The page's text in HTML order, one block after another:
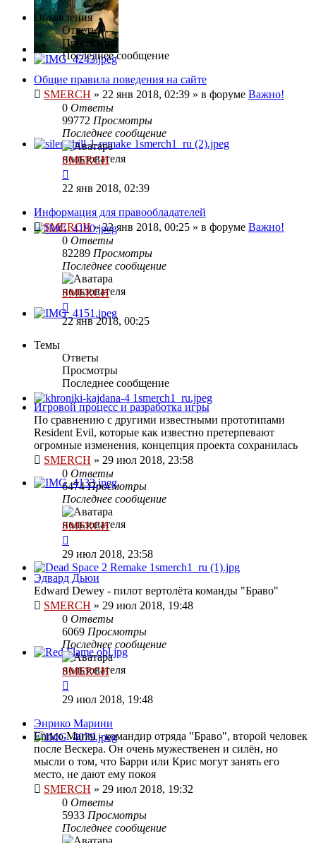
Объявления
Ответы
Просмотры
Последнее сообщение
Общие правила поведения на сайте
SMERCH » 22 янв 2018, 02:39 » в форуме Важно!
0 Ответы
99772 Просмотры
Последнее сообщение
SMERCH
22 янв 2018, 02:39
Информация для правообладателей
SMERCH»22 янв 2018, 00:25 » в форуме Важно!
0 Ответы
82289 Просмотры
Последнее сообщение
SMERCH
22 янв 2018, 00:25
Темы
Ответы
Просмотры
Последнее сообщение
Игровой процесс и разработка игры
По сравнению с другими известными прототипами
Resident Evil, которые как известно претерпевают
огромные изменения, концепция проекта сохранилась
SMERCH » 29 июл 2018, 23:58
0 Ответы
6474Просмотры
Последнее сообщение
SMERCH
29 июл 2018, 23:58
Эдвард Дьюи
Edward Dewey - пилот вертолёта команды "Браво"
SMERCH » 29 июл 2018, 19:48
0 Ответы
6069 Просмотры
Последнее сообщение
SMERCH
29 июл 2018, 19:48
Энрико Марини
Enrico Marini - командир отряда "Браво", второй человек
после Вескера. Он очень мужественен и силён, но
мысли о том, что Барри или Крис могут занять его
место, не дают ему покоя
SMERCH » 29 июл 2018, 19:32
0 Ответы
5933 Просмотры
Последнее сообщение